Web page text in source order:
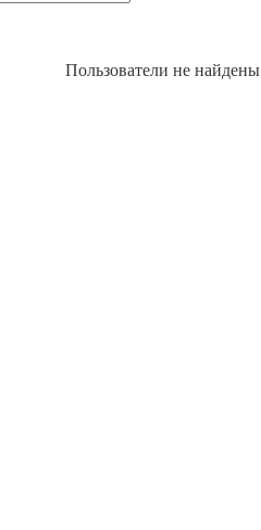
Пользователи не найдены